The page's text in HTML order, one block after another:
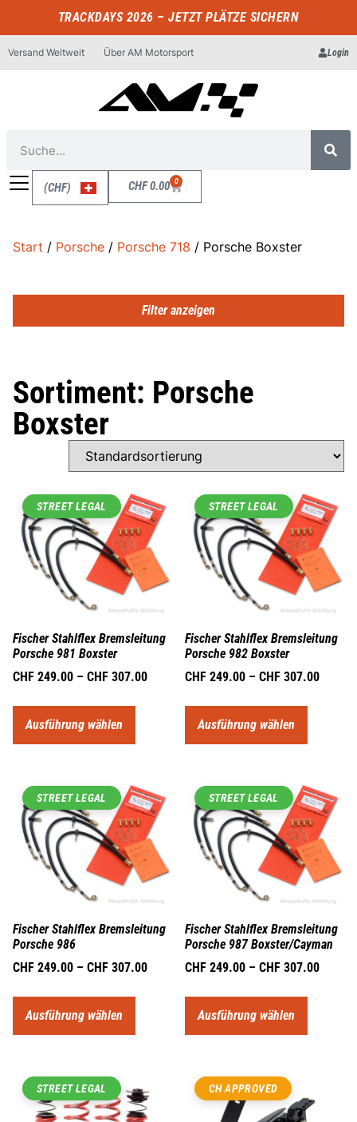
TRACKDAYS 2026 – JETZT PLÄTZE SICHERN
Versand Weltweit Über AM Motorsport Login
(CHF) CHF0.00 0
Start / Porsche / Porsche 718 / Porsche Boxster
Filter anzeigen
Sortiment: Porsche
Boxster
STREET LEGAL
Fischer Stahlflex Bremsleitung
Porsche 981 Boxster
CHF 249.00 – CHF 307.00
Ausführung wählen
STREET LEGAL
Fischer Stahlflex Bremsleitung
Porsche 982 Boxster
CHF 249.00 – CHF 307.00
Ausführung wählen
STREET LEGAL
Fischer Stahlflex Bremsleitung
Porsche 986
CHF 249.00 – CHF 307.00
Ausführung wählen
STREET LEGAL
Fischer Stahlflex Bremsleitung
Porsche 987 Boxster/Cayman
CHF 249.00 – CHF 307.00
Ausführung wählen
STREET LEGAL CH APPROVED